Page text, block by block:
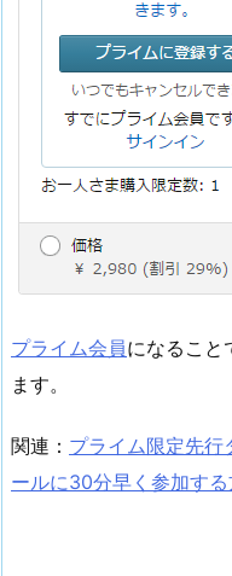
プライム会員になること
ます。
関連： プライム限定先行
ールに30分早く参加す